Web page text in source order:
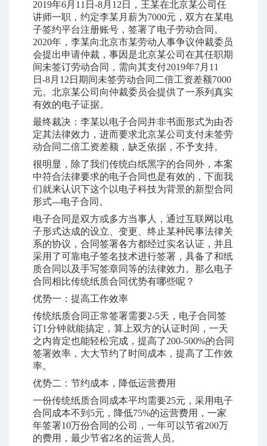
2019年6月11日-8月12日， 王某在北京某公司任
讲师一职，约定李某月薪为7000元，双方在某电
子签约平台注册账号，签署了电子劳动合同。
2020年，李某向北京市某劳动人事争议仲裁委员
会提出申请仲裁，事因是北京某公司在其任职期
间未签订劳动合同，需向其支付2019年7月11
日-8月12日期间未签劳动合同二倍工资差额7000
元。北京某公司向仲裁委员会提供了一系列真实
有效的电子证据。
最终裁决：李某以电子合同并非书面形式为由否
定其法律效力，进而要求北京某公司支付未签劳
动合同二倍工资差额，缺乏依据，不予支持。
很明显，除了我们传统白纸黑字的合同外，本案
中符合法律要求的电子合同也是有效的，下面我
们就来认识下这个以电子科技为背景的新型合同
形式---电子合同。
电子合同是双方或多方当事人，通过互联网以电
子形式达成的设立、变更、终止某种民事法律关
系的协议，合同签署各方都经过实名认证，并且
采用了可靠电子签名技术进行签署，具备了和纸
质合同以及手写签章同等的法律效力。那么电子
合同相比传统纸质合同优势有哪些呢？
优势一：提高工作效率
传统纸质合同正常签署需要2-5天，电子合同签
订1分钟就能搞定，算上双方的认证时间，一天
之内肯定也能轻松完成，提高了200-500%的合同
签署效率，大大节约了时间成本，提高了工作效
率。
优势二：节约成本，降低运营费用
一份传统纸质合同成本平均需要25元，采用电子
合同成本不到5元，降低75%的运营费用，一家
年签署10万份合同的公司，一年可以节省200万
的费用，最少节省2名的运营人员。